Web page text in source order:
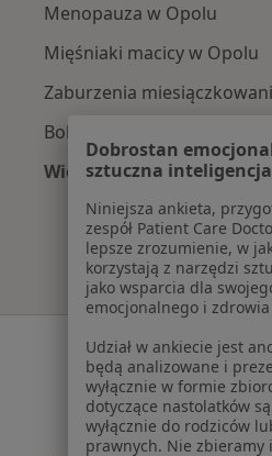
Menopauza w Opolu
Mięśniaki macicy w Opolu
Zaburzenia
Bolesne miesiączkowanie w
Więcej (15)
Więcej w kategorii:
Polityka
Polityka prywatności
Dobrostan
sztuczna inteligencja
Niniejsza ankieta,
zespół Patient Care
lepsze zrozumienie, w
korzystają z narzędzi
jako wsparcia dla
emocjonalnego i
Udział w ankiecie jest
będą analizowane i
wyłącznie w formie
dotyczące nastolatków
wyłącznie do rodziców
prawnych. Nie zbieramy